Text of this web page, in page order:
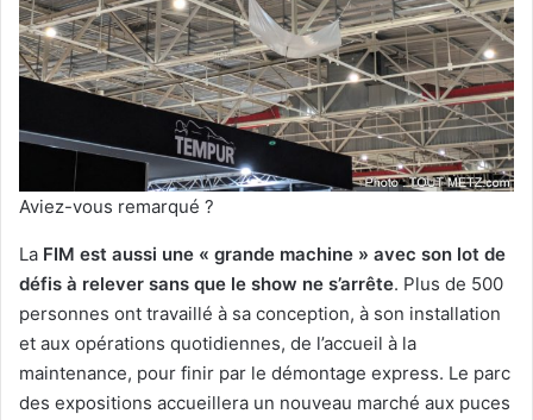
Aviez-vous remarqué ?
La FIM est aussi une « grande machine » avec son lot de
défis à relever sans que le show ne s’arrête. Plus de 500
personnes ont travaillé à sa conception, à son installation
et aux opérations quotidiennes, de l’accueil à la
maintenance, pour finir par le démontage express. Le parc
des expositions accueillera un nouveau marché aux puces